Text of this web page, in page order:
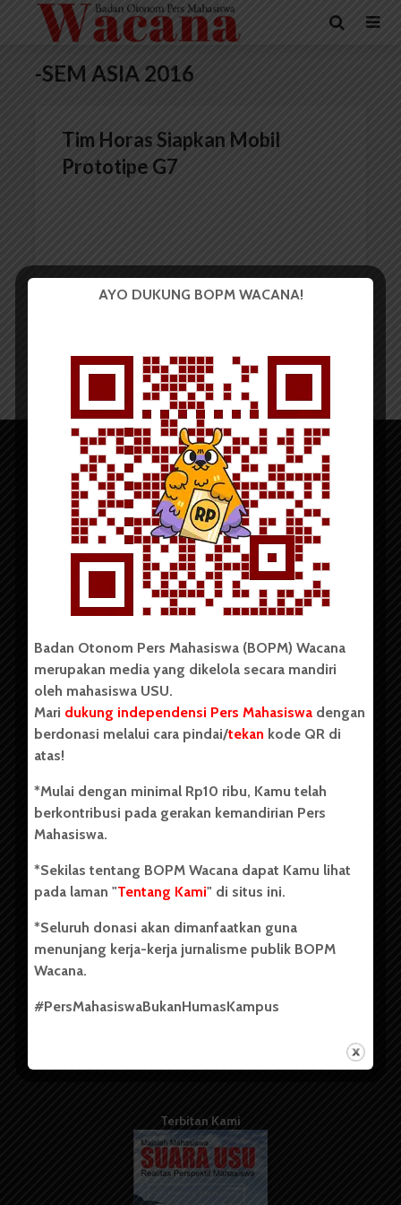
-SEM ASIA 2016
Tim Horas Siapkan Mobil
Prototipe G7
Copyright © 2023. All rights reserved BOPM WACANA.
Badan Otonom Pers Mahasiswa (BOPM) Wacana merupakan
pers mahasiswa yang berdiri di luar kampus dan dikelola
secara mandiri oleh mahasiswa Universitas Sumatera Utara
(USU). Sebelumnya BOPM Wacana merupakan salah satu
Unit Kegiatan Mahasiswa (UKM) di Universitas Sumatera
berdiri pada 1 Juli 1995.
Kontribusi
Info Iklan
Pedoman Media Siber
Kode Etik Jurnalistik
Terbitan Kami
AYO DUKUNG BOPM WACANA!
Badan Otonom Pers Mahasiswa (BOPM) Wacana
merupakan media yang dikelola secara mandiri
oleh mahasiswa USU.
Mari dukung independensi Pers Mahasiswa dengan
berdonasi melalui cara pindai/tekan kode QR di
atas!
*Mulai dengan minimal Rp10 ribu, Kamu telah
berkontribusi pada gerakan kemandirian Pers
Mahasiswa.
*Sekilas tentang BOPM Wacana dapat Kamu lihat
pada laman "Tentang Kami" di situs ini.
*Seluruh donasi akan dimanfaatkan guna
menunjang kerja-kerja jurnalisme publik BOPM
Wacana.
#PersMahasiswaBukanHumasKampus